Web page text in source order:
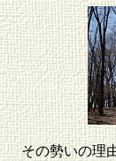
その勢いの理